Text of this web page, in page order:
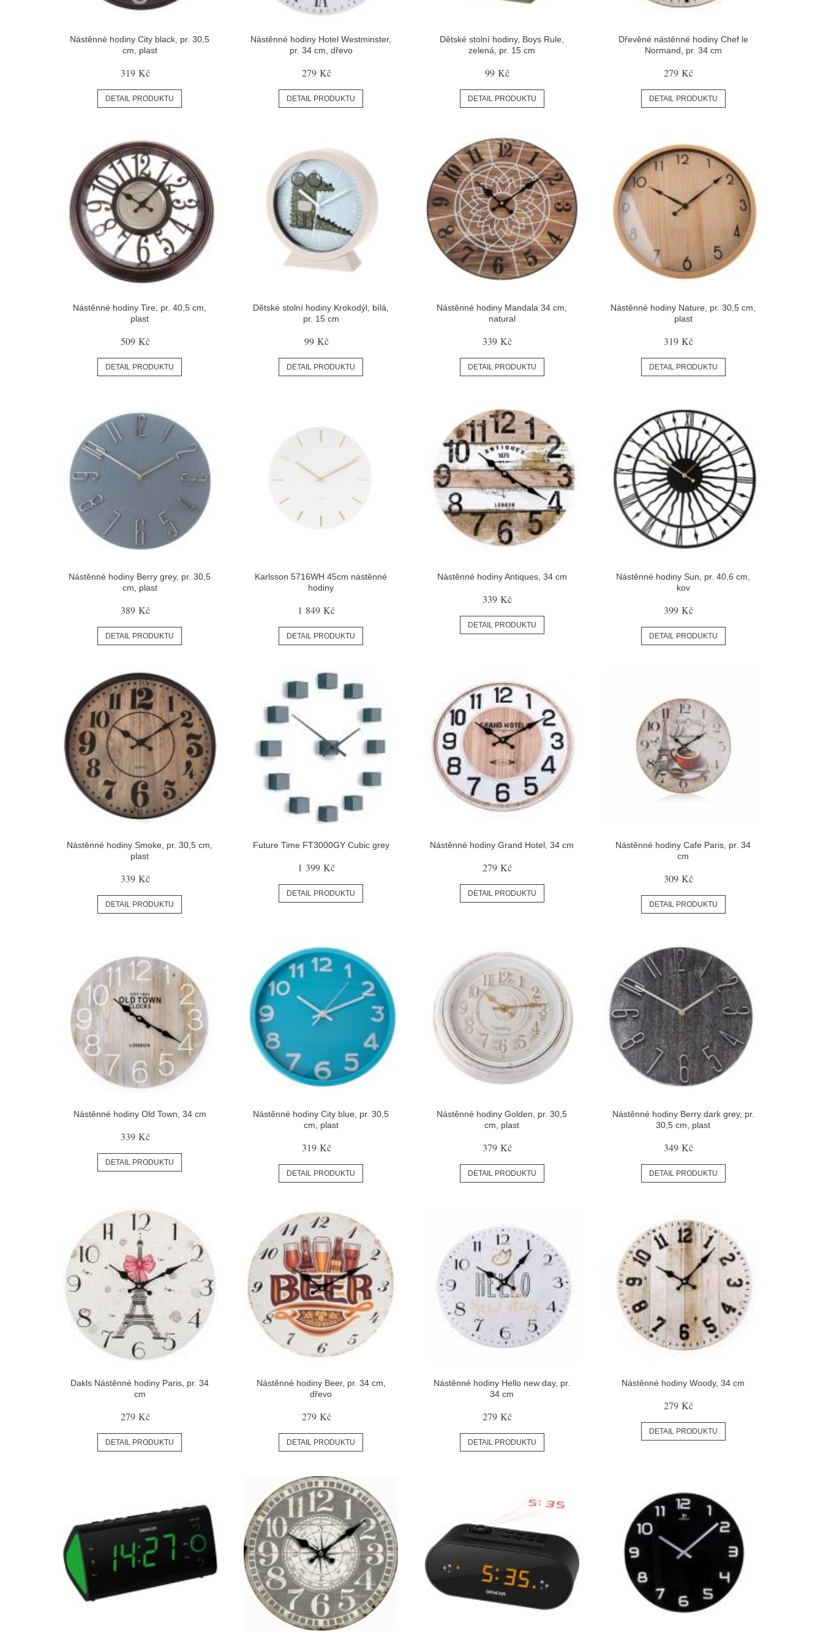
Nástěnné hodiny City black, pr. 30,5
cm, plast
319 Kč
DETAIL PRODUKTU
Nástěnné hodiny Hotel Westminster,
pr. 34 cm, dřevo
279 Kč
DETAIL PRODUKTU
Dětské stolní hodiny, Boys Rule,
zelená, pr. 15 cm
99 Kč
DETAIL PRODUKTU
Dřevěné nástěnné hodiny Chef le
Normand, pr. 34 cm
279 Kč
DETAIL PRODUKTU
Nástěnné hodiny Tire, pr. 40,5 cm,
plast
509 Kč
DETAIL PRODUKTU
Dětské stolní hodiny Krokodýl, bílá,
pr. 15 cm
99 Kč
DETAIL PRODUKTU
Nástěnné hodiny Mandala 34 cm,
natural
339 Kč
DETAIL PRODUKTU
Nástěnné hodiny Nature, pr. 30,5 cm,
plast
319 Kč
DETAIL PRODUKTU
Nástěnné hodiny Berry grey, pr. 30,5
cm, plast
389 Kč
DETAIL PRODUKTU
Karlsson 5716WH 45cm nástěnné
hodiny
1 849 Kč
DETAIL PRODUKTU
Nástěnné hodiny Antiques, 34 cm
339 Kč
DETAIL PRODUKTU
Nástěnné hodiny Sun, pr. 40,6 cm,
kov
399 Kč
DETAIL PRODUKTU
Nástěnné hodiny Smoke, pr. 30,5 cm,
plast
339 Kč
DETAIL PRODUKTU
Future Time FT3000GY Cubic grey
1 399 Kč
DETAIL PRODUKTU
Nástěnné hodiny Grand Hotel, 34 cm
279 Kč
DETAIL PRODUKTU
Nástěnné hodiny Cafe Paris, pr. 34
cm
309 Kč
DETAIL PRODUKTU
Nástěnné hodiny Old Town, 34 cm
339 Kč
DETAIL PRODUKTU
Nástěnné hodiny City blue, pr. 30,5
cm, plast
319 Kč
DETAIL PRODUKTU
Nástěnné hodiny Golden, pr. 30,5
cm, plast
379 Kč
DETAIL PRODUKTU
Nástěnné hodiny Berry dark grey, pr.
30,5 cm, plast
349 Kč
DETAIL PRODUKTU
Dakls Nástěnné hodiny Paris, pr. 34
cm
279 Kč
DETAIL PRODUKTU
Nástěnné hodiny Beer, pr. 34 cm,
dřevo
279 Kč
DETAIL PRODUKTU
Nástěnné hodiny Hello new day, pr.
34 cm
279 Kč
DETAIL PRODUKTU
Nástěnné hodiny Woody, 34 cm
279 Kč
DETAIL PRODUKTU